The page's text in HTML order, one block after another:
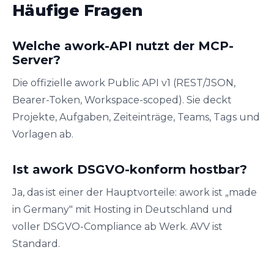
Häufige Fragen
Welche awork-API nutzt der MCP-
Server?
Die offizielle awork Public API v1 (REST/JSON,
Bearer-Token, Workspace-scoped). Sie deckt
Projekte, Aufgaben, Zeiteinträge, Teams, Tags und
Vorlagen ab.
Ist awork DSGVO-konform hostbar?
Ja, das ist einer der Hauptvorteile: awork ist „made
in Germany" mit Hosting in Deutschland und
voller DSGVO-Compliance ab Werk. AVV ist
Standard.